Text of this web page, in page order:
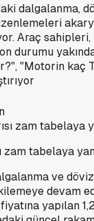
dalgalanma,
Araç
durumu
"Motorin kaç
zam tabelaya
ve
devam
yapılan